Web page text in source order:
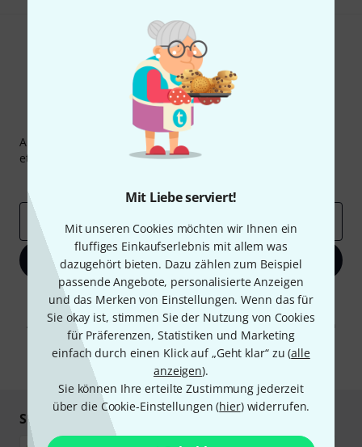
Mit Liebe serviert!
Mit unseren Cookies möchten wir Ihnen ein
fluffiges Einkaufserlebnis mit allem was
dazugehört bieten. Dazu zählen zum Beispiel
passende Angebote, personalisierte Anzeigen
und das Merken von Einstellungen. Wenn das für
Sie okay ist, stimmen Sie der Nutzung von Cookies
für Präferenzen, Statistiken und Marketing
einfach durch einen Klick auf „Geht klar“ zu (alle
anzeigen).
Sie können Ihre erteilte Zustimmung jederzeit
über die Cookie-Einstellungen (hier) widerrufen.
Thomann Newsletter
Abonniere den Thomann Newsletter und gewinne mit
etwas Glück einen von50 Gutscheinen
E-Mail-Adresse
Jetzt anmelden
Mit Klick auf „Jetzt anmelden“ stimmen Sie dem Erhalt von E-Mail-
Werbung und einer Messung des E-Mail-Nutzungsverhaltens zu. Die
Abmeldung ist jederzeit möglich. Weitere Informationen finden Sie in
unserenDatenschutzhinweisen.
* Pflichtfeld
Sicher einkaufen & bezahlen